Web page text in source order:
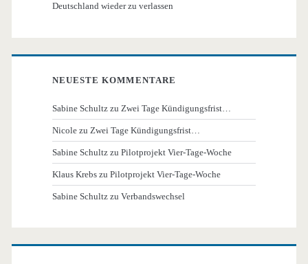
Deutschland wieder zu verlassen
NEUESTE KOMMENTARE
Sabine Schultz zu Zwei Tage Kündigungsfrist…
Nicole zu Zwei Tage Kündigungsfrist…
Sabine Schultz zuPilotprojekt Vier-Tage-Woche
Klaus Krebs zuPilotprojekt Vier-Tage-Woche
Sabine Schultz zuVerbandswechsel